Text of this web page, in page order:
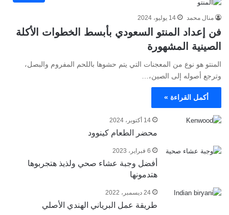
منال محمد 14 يوليو، 2024
فن إعداد المنتو السعودي بأبسط الخطوات الأكلة
الصينية المشهورة
المنتو هو نوع من المعجنات التي يتم حشوها باللحم المفروم والبصل،
وترجع أصوله إلى الصين،…
أكمل القراءة »
14 أكتوبر، 2024
محضر الطعام كينوود
6 فبراير، 2023
أفضل وجبة عشاء صحي ولذيذ هتجربوها
هتدمونها
24 ديسمبر، 2022
طريقة عمل البرياني الهندي الأصلي